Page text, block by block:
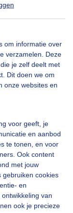
om informatie over
verzamelen. Deze
je zelf deelt met
Dit doen we om
onze websites en
voor geeft, je
en aanbod
te tonen, en voor
Ook content
met jouw
gebruiken cookies
en
van
ook je precieze
bekeken